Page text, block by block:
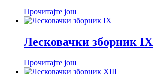
Прочитајте још
Лесковачки зборник IX
Прочитајте још